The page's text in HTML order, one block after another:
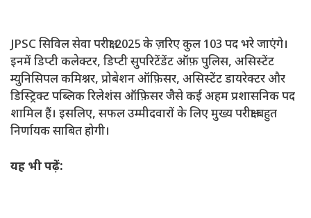
JPSC सिविल सेवा परीक्षा 2025 के ज़रिए कुल 103 पद भरे जाएंगे।
इनमें डिप्टी कलेक्टर, डिप्टी सुपरिटेंडेंट ऑफ़ पुलिस, असिस्टेंट
म्युनिसिपल कमिश्नर, प्रोबेशन ऑफ़िसर, असिस्टेंट डायरेक्टर और
डिस्ट्रिक्ट पब्लिक रिलेशंस ऑफ़िसर जैसे कई अहम प्रशासनिक पद
शामिल हैं। इसलिए, सफल उम्मीदवारों के लिए मुख्य परीक्षा बहुत
निर्णायक साबित होगी।
यह भी पढ़ें: